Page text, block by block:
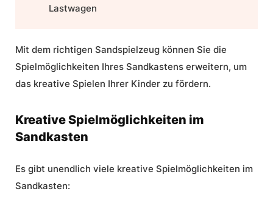
Lastwagen
Mit dem richtigen Sandspielzeug können Sie die
Spielmöglichkeiten Ihres Sandkastens erweitern, um
das kreative Spielen Ihrer Kinder zu fördern.
Kreative Spielmöglichkeiten im
Sandkasten
Es gibt unendlich viele kreative Spielmöglichkeiten im
Sandkasten: